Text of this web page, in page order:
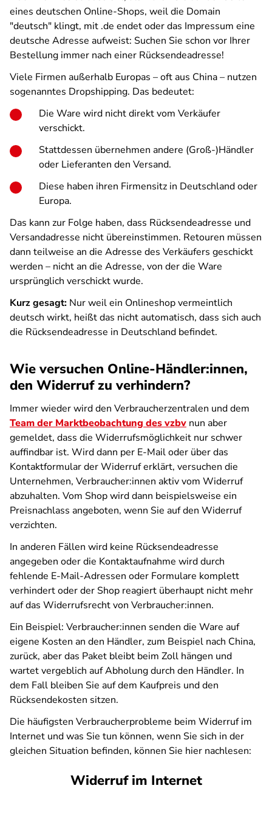
eines deutschen Online-Shops, weil die Domain
"deutsch" klingt, mit .de endet oder das Impressum eine
deutsche Adresse aufweist: Suchen Sie schon vor Ihrer
Bestellung immer nach einer Rücksendeadresse!
Viele Firmen außerhalb Europas – oft aus China – nutzen
sogenanntes Dropshipping. Das bedeutet:
Die Ware wird nicht direkt vom Verkäufer
verschickt.
Stattdessen übernehmen andere (Groß-)Händler
oder Lieferanten den Versand.
Diese haben ihren Firmensitz in Deutschland oder
Europa.
Das kann zur Folge haben, dass Rücksendeadresse und
Versandadresse nicht übereinstimmen. Retouren müssen
dann teilweise an die Adresse des Verkäufers geschickt
werden – nicht an die Adresse, von der die Ware
ursprünglich verschickt wurde.
Kurz gesagt: Nur weil ein Onlineshop vermeintlich
deutsch wirkt, heißt das nicht automatisch, dass sich auch
die Rücksendeadresse in Deutschland befindet.
Wie versuchen Online-Händler:innen,
den Widerruf zu verhindern?
Immer wieder wird den Verbraucherzentralen und dem
Team der Marktbeobachtung des vzbv nun aber
gemeldet, dass die Widerrufsmöglichkeit nur schwer
auffindbar ist. Wird dann per E-Mail oder über das
Kontaktformular der Widerruf erklärt, versuchen die
Unternehmen, Verbraucher:innen aktiv vom Widerruf
abzuhalten. Vom Shop wird dann beispielsweise ein
Preisnachlass angeboten, wenn Sie auf den Widerruf
verzichten.
In anderen Fällen wird keine Rücksendeadresse
angegeben oder die Kontaktaufnahme wird durch
fehlende E-Mail-Adressen oder Formulare komplett
verhindert oder der Shop reagiert überhaupt nicht mehr
auf das Widerrufsrecht von Verbraucher:innen.
Ein Beispiel: Verbraucher:innen senden die Ware auf
eigene Kosten an den Händler, zum Beispiel nach China,
zurück, aber das Paket bleibt beim Zoll hängen und
wartet vergeblich auf Abholung durch den Händler. In
dem Fall bleiben Sie auf dem Kaufpreis und den
Rücksendekosten sitzen.
Die häufigsten Verbraucherprobleme beim Widerruf im
Internet und was Sie tun können, wenn Sie sich in der
gleichen Situation befinden, können Sie hier nachlesen:
Widerruf im Internet